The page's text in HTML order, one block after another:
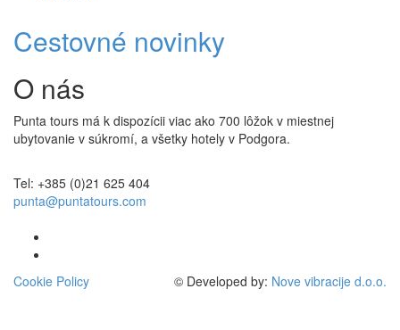
Cestovné novinky
O nás
Punta tours má k dispozícii viac ako 700 lôžok v miestnej
ubytovanie v súkromí, a všetky hotely v Podgora.
Tel: +385 (0)21 625 404
punta@puntatours.com
Cookie Policy © Developed by: Nove vibracije d.o.o.